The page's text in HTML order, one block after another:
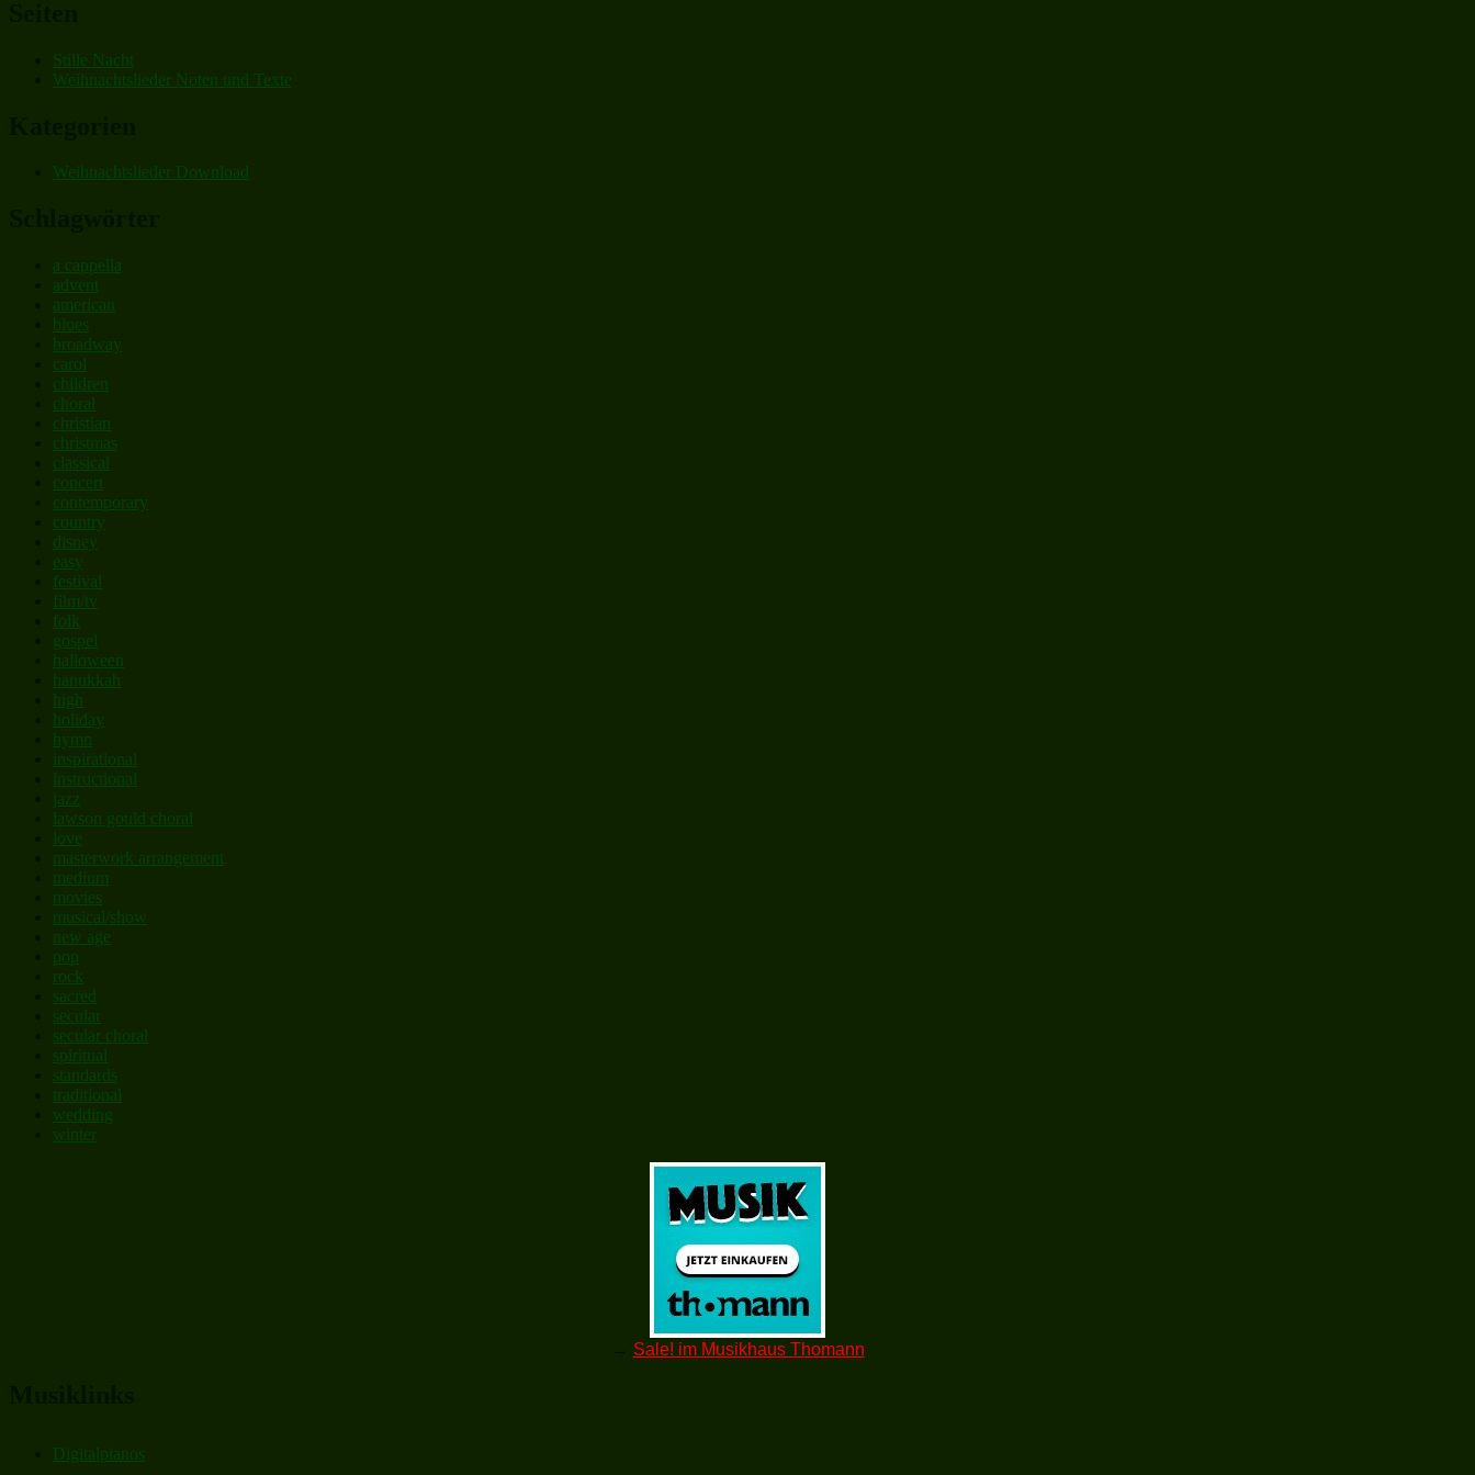
Stille Nacht
Weihnachtslieder Noten und Texte
Weihnachtslieder Download
a cappella
advent
american
blues
broadway
carol
children
choral
christian
christmas
classical
concert
contemporary
country
disney
easy
festival
film/tv
folk
gospel
halloween
hanukkah
high
holiday
hymn
inspirational
instructional
jazz
lawson gould choral
love
masterwork arrangement
medium
movies
musical/show
new age
pop
rock
sacred
secular
secular choral
spiritual
standards
traditional
wedding
winter
Sale! im Musikhaus Thomann
Digitalpianos